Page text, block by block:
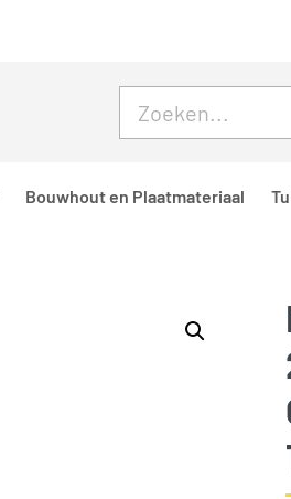
Bouwhout en Plaatmateriaal